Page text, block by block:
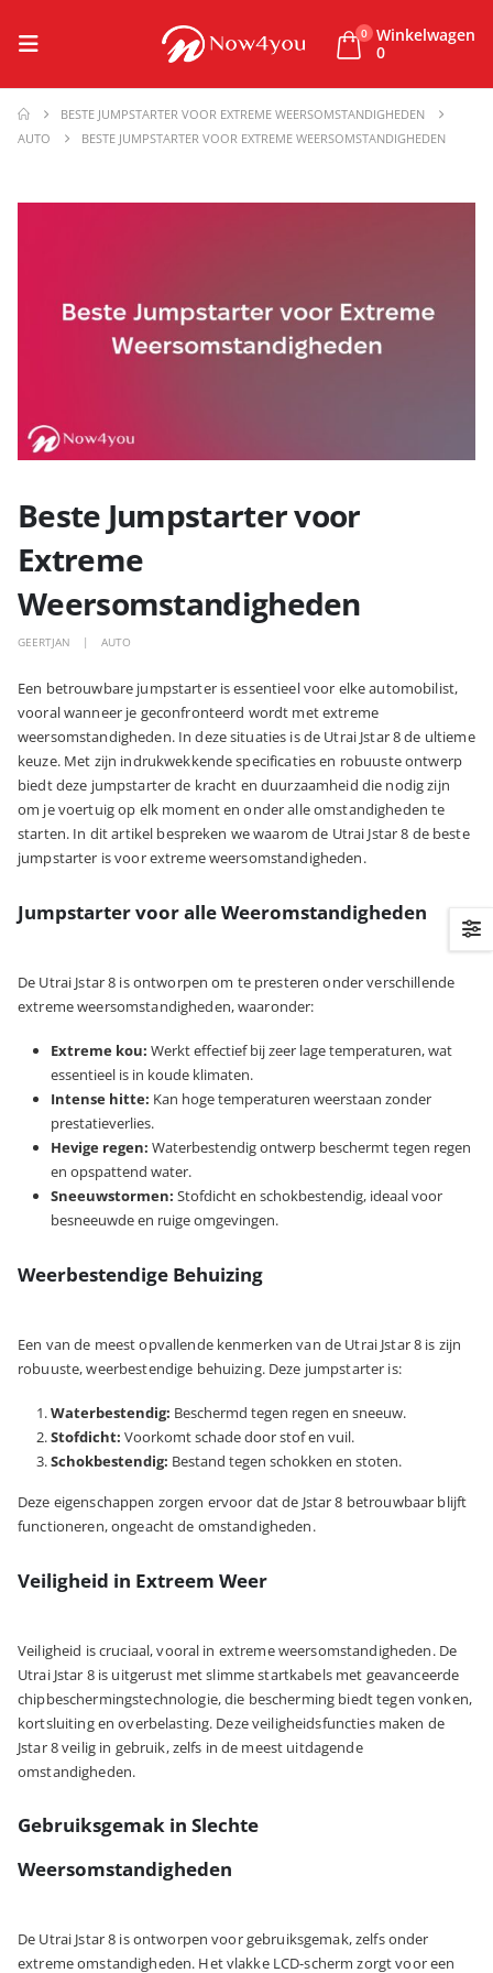
0 Winkelwagen
0
BESTE JUMPSTARTER VOOR EXTREME WEERSOMSTANDIGHEDEN
AUTO
BESTE JUMPSTARTER VOOR EXTREME WEERSOMSTANDIGHEDEN
Beste Jumpstarter voor
Extreme
Weersomstandigheden
GEERTJAN AUTO
Een betrouwbare jumpstarter is essentieel voor elke automobilist,
vooral wanneer je geconfronteerd wordt met extreme
weersomstandigheden. In deze situaties is de Utrai Jstar 8 de ultieme
keuze. Met zijn indrukwekkende specificaties en robuuste ontwerp
biedt deze jumpstarter de kracht en duurzaamheid die nodig zijn
om je voertuig op elk moment en onder alle omstandigheden te
starten. In dit artikel bespreken we waarom de Utrai Jstar 8 de beste
jumpstarter is voor extreme weersomstandigheden.
Jumpstarter voor alle Weeromstandigheden
De Utrai Jstar 8 is ontworpen om te presteren onder verschillende
extreme weersomstandigheden, waaronder:
Extreme kou: Werkt effectief bij zeer lage temperaturen, wat
essentieel is in koude klimaten.
Intense hitte: Kan hoge temperaturen weerstaan zonder
prestatieverlies.
Hevige regen: Waterbestendig ontwerp beschermt tegen regen
en opspattend water.
Sneeuwstormen: Stofdicht en schokbestendig, ideaal voor
besneeuwde en ruige omgevingen.
Weerbestendige Behuizing
Een van de meest opvallende kenmerken van de Utrai Jstar 8 is zijn
robuuste, weerbestendige behuizing. Deze jumpstarter is:
Waterbestendig: Beschermd tegen regen en sneeuw.
Stofdicht: Voorkomt schade door stof en vuil.
Schokbestendig: Bestand tegen schokken en stoten.
Deze eigenschappen zorgen ervoor dat de Jstar 8 betrouwbaar blijft
functioneren, ongeacht de omstandigheden.
Veiligheid in Extreem Weer
Veiligheid is cruciaal, vooral in extreme weersomstandigheden. De
Utrai Jstar 8 is uitgerust met slimme startkabels met geavanceerde
chipbeschermingstechnologie, die bescherming biedt tegen vonken,
kortsluiting en overbelasting. Deze veiligheidsfuncties maken de
Jstar 8 veilig in gebruik, zelfs in de meest uitdagende
omstandigheden.
Gebruiksgemak in Slechte
Weersomstandigheden
De Utrai Jstar 8 is ontworpen voor gebruiksgemak, zelfs onder
extreme omstandigheden. Het vlakke LCD-scherm zorgt voor een